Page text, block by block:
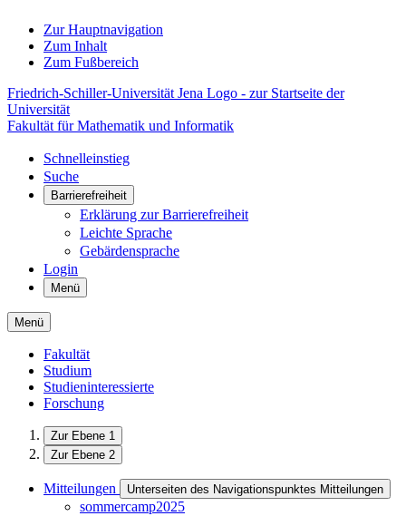
Zur Hauptnavigation
Zum Inhalt
Zum Fußbereich
Friedrich-Schiller-Universität Jena Logo - zur Startseite der
Universität
Fakultät für Mathematik und Informatik
Schnelleinstieg
Suche
Barrierefreiheit
Erklärung zur Barrierefreiheit
Leichte Sprache
Gebärdensprache
Login
Menü
Menü
Fakultät
Studium
Studieninteressierte
Forschung
Zur Ebene 1
Zur Ebene 2
Mitteilungen Unterseiten des Navigationspunktes Mitteilungen
sommercamp2025